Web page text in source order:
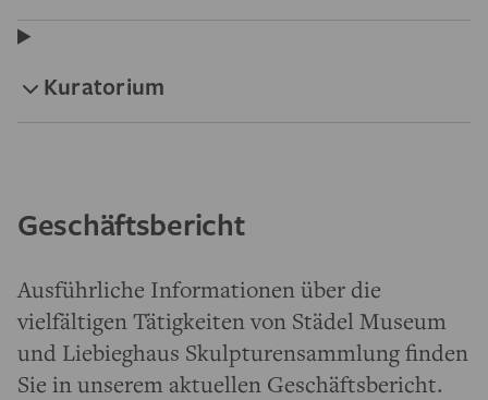
Kuratorium
Geschäftsbericht
Ausführliche Informationen über die
vielfältigen Tätigkeiten von Städel Museum
und Liebieghaus Skulpturensammlung finden
Sie in unserem aktuellen Geschäftsbericht.